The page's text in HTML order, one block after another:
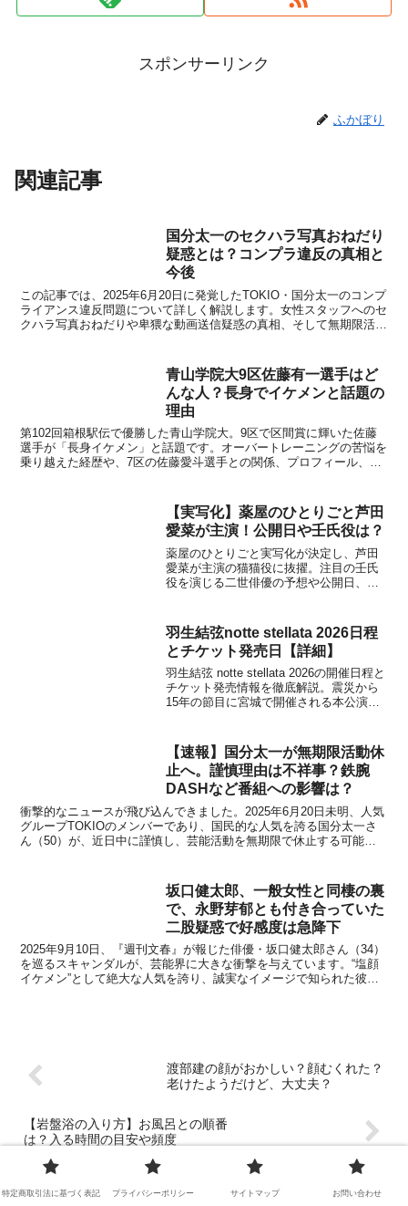
スポンサーリンク
ふかぼり
関連記事
国分太一のセクハラ写真おねだり
疑惑とは？コンプラ違反の真相と
今後
この記事では、2025年6月20日に発覚したTOKIO・国分太一のコンプ
ライアンス違反問題について詳しく解説します。女性スタッフへのセ
クハラ写真おねだりや卑猥な動画送信疑惑の真相、そして無期限活動
青山学院大9区佐藤有一選手はど
んな人？長身でイケメンと話題の
理由
第102回箱根駅伝で優勝した青山学院大。9区で区間賞に輝いた佐藤
選手が「長身イケメン」と話題です。オーバートレーニングの苦悩を
乗り越えた経歴や、7区の佐藤愛斗選手との関係、プロフィール、今
【実写化】薬屋のひとりごと芦田
愛菜が主演！公開日や壬氏役は？
薬屋のひとりごと実写化が決定し、芦田
愛菜が主演の猫猫役に抜擢。注目の壬氏
役を演じる二世俳優の予想や公開日、あ
羽生結弦notte stellata 2026日程
とチケット発売日【詳細】
羽生結弦 notte stellata 2026の開催日程と
チケット発売情報を徹底解説。震災から
15年の節目に宮城で開催される本公演の
ころまで網羅します。
【速報】国分太一が無期限活動休
止へ。謹慎理由は不祥事？鉄腕
DASHなど番組への影響は？
衝撃的なニュースが飛び込んできました。2025年6月20日未明、人気
グループTOKIOのメンバーであり、国民的な人気を誇る国分太一さ
ん（50）が、近日中に謹慎し、芸能活動を無期限で休止する可能性
坂口健太郎、一般女性と同棲の裏
で、永野芽郁とも付き合っていた
二股疑惑で好感度は急降下
2025年9月10日、『週刊文春』が報じた俳優・坂口健太郎さん（34）
を巡るスキャンダルが、芸能界に大きな衝撃を与えています。“塩顔
イケメン”として絶大な人気を誇り、誠実なイメージで知られた彼に
渡部建の顔がおかしい？顔むくれた？
老けたようだけど、大丈夫？
【岩盤浴の入り方】お風呂との順番
は？入る時間の目安や頻度
特定商取引法に基づく表記 プライバシーポリシー サイトマップ お問い合わせ